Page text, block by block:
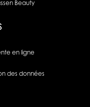
Beauty
en ligne
des données